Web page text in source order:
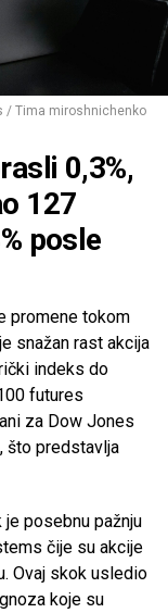
/ Tima miroshnichenko
0,3%,
127
posle
promene tokom
snažan rast akcija
indeks do
futures
za Dow Jones
što predstavlja
posebnu pažnju
čije su akcije
Ovaj skok usledio
koje su